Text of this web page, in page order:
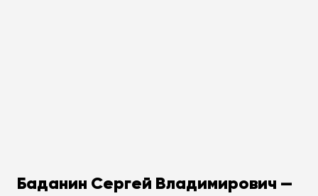
Баданин Сергей Владимирович —